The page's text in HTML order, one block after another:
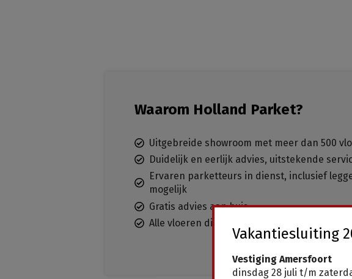
Waarom Holland Parket?
Uitgebreide showroom met meer dan 500
Duidelijk en eerlijk advies, uitstekende
Ervaren parketteurs in dienst, inclusief
mogelijk
Gratis advies aan huis
Alle vloeren direct leverbaar, geen
Vakantiesluiting
Vestiging Amersfoort
dinsdag 28 juli t/m